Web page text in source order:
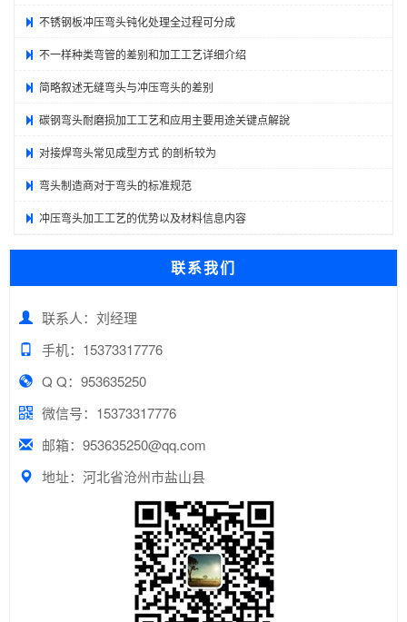
不锈钢板冲压弯头钝化处理全过程可分成
不一样种类弯管的差别和加工工艺详细介绍
简略叙述无缝弯头与冲压弯头的差别
碳钢弯头耐磨损加工工艺和应用主要用途关键点解說
对接焊弯头常见成型方式 的剖析较为
弯头制造商对于弯头的标准规范
冲压弯头加工工艺的优势以及材料信息内容
联系我们
联系人：刘经理
手机：15373317776
Q Q：953635250
微信号：15373317776
邮箱：953635250@qq.com
地址：河北省沧州市盐山县